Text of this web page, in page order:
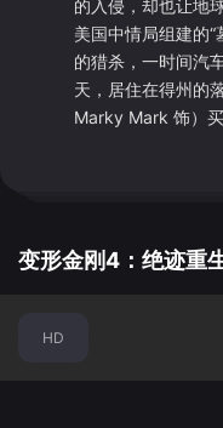
的入侵，却也让地
美国中情局组建的
的猎杀，一时间汽
天，居住在得州的
Marky Mark 饰）
出人造金刚，而脱
变形金刚4：绝迹重
HD